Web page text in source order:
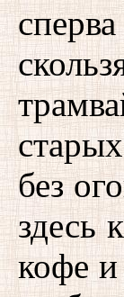
без
здесь
кофе и